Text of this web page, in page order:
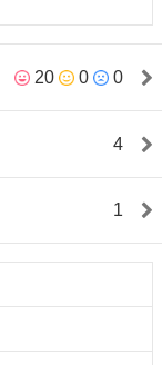
20 0 0
4
1